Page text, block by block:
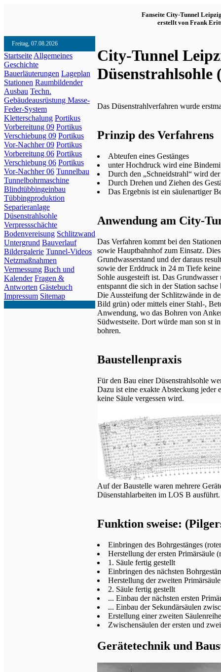
Fanseite City-Tunnel
erstellt von Frank
Freitag, 07.08.2026
Startseite Allgemeines
Geschichte
Bauerläuterungen Lageplan
Stationen Raumbildender
Ausbau Techn.
Gebäudeausrüstung Masse-
Feder-System
Kletterschalung Portikus
Vorbereitung 09 Portikus
Verschiebung 09 Portikus
Vor-Nachher 09 Portikus
Vorbereitung 06 Portikus
Verschiebung 06 Portikus
Vor-Nachher 06 Tunnelbau
Tunnelbohrmaschine
Blindtübbingeinbau
Tübbingproduktion
Separieranlage
Düsenstrahlsohle
Verpressschächte
Bodenvereisung Schlitzwand
Untergrund Bauverlauf
Bildergalerie Tunnel-Videos
Netzmaßnahmen
Vermessung Buch und
Kalender Fragen &
Antworten Gästebuch
Impressum Sitemap
City-Tunnel
Düsenstrahlsohle
Das Düsenstrahlverfahren wurde
Prinzip des Verfahrens
Abteufen eines Gestänges
unter Hochdruck wird eine
Durch den „Schneidstrahl“ wird
Durch Drehen und Ziehen des
Das Ergebnis ist ein säulenartiger
Anwendung am City-
Das Verfahren kommt bei den
sowie Hauptbahnhof zum Einsatz.
Grundwasserstand und der daraus
sowie der Erddruck in 24 m Tiefe
Sohle ausgesteift ist. Das
entspannt die sich in der Station sachse
Die Aussteifung der Schlitzwände in
Bild grün) oder mittels einer Stahl-,
Anwendung, wo das Bohren von
Südwestseite. Dort würde man son st
bohren.
Baustellenpraxis
Für den Bau einer Düsenstrahlsohle
Dazu ist eine exakte Absteckung jeder
keine Säule vergessen wird.
Auf der Baustelle waren mehrere
Düsenstahlarbeiten im LOS B ausführt.
Funktion sweise:
Einbringen des Bohrgestänges
Herstellung der ersten Primärsäule
1. Säule fertig gestellt
Einbringen des nächsten
Herstellung der zweiten
2. Säule fertig gestellt
... Einbau der nächsten ersten
... Einbau der Sekundärsäulen
Erstellung einer zweiten
Zwischensäulen der ersten und
Gerätetechnik und